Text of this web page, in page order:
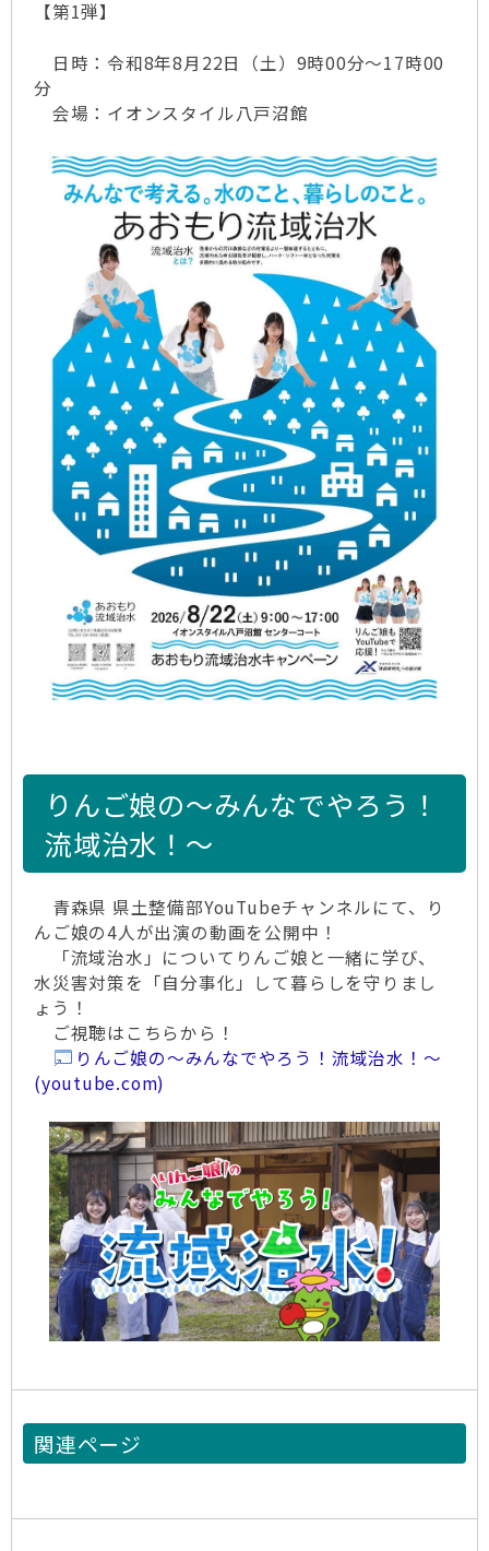
【第1弾】
日時：令和8年8月22日（土）9時00分～17時00
分
会場：イオンスタイル八戸沼館
りんご娘の～みんなでやろう！
流域治水！～
青森県 県土整備部YouTubeチャンネルにて、り
んご娘の4人が出演の動画を公開中！
「流域治水」についてりんご娘と一緒に学び、
水災害対策を「自分事化」して暮らしを守りまし
ょう！
ご視聴はこちらから！
りんご娘の～みんなでやろう！流域治水！～
(youtube.com)
関連ページ